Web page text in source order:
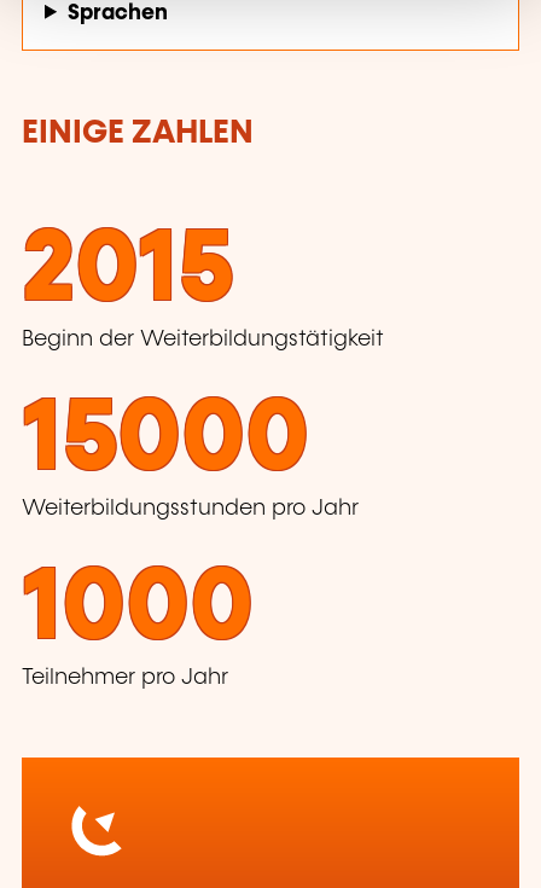
Sprachen
EINIGE ZAHLEN
2015
Beginn der Weiterbildungstätigkeit
15000
Weiterbildungsstunden pro Jahr
1000
Teilnehmer pro Jahr